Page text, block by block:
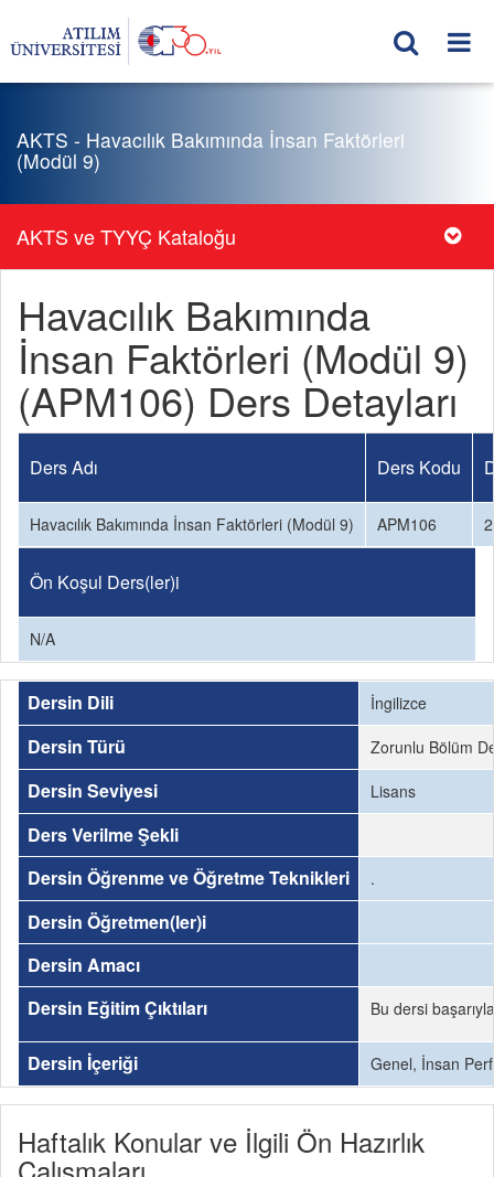
AKTS - Havacılık Bakımında İnsan Faktörleri
(Modül 9)
AKTS ve TYYÇ Kataloğu
Havacılık Bakımında
İnsan Faktörleri (Modül 9)
(APM106) Ders Detayları
Ders Adı Ders Kodu
Havacılık Bakımında İnsan Faktörleri (Modül 9) APM106
Ön Koşul Ders(ler)i
N/A
Dersin Dili İngilizce
Dersin Türü Zorunlu Bölüm
Dersin Seviyesi Lisans
Ders Verilme Şekli
Dersin Öğrenme ve Öğretme Teknikleri
.
Dersin Öğretmen(ler)i
Dersin Amacı
Dersin Eğitim Çıktıları
Bu dersi
Dersin İçeriği Genel, İnsan
Haftalık Konular ve İlgili Ön Hazırlık